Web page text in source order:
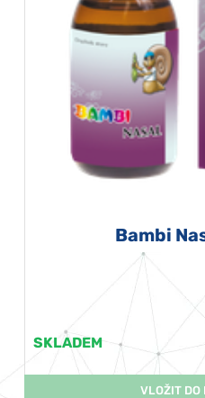
Bambi
SKLADEM
VLOŽIT DO